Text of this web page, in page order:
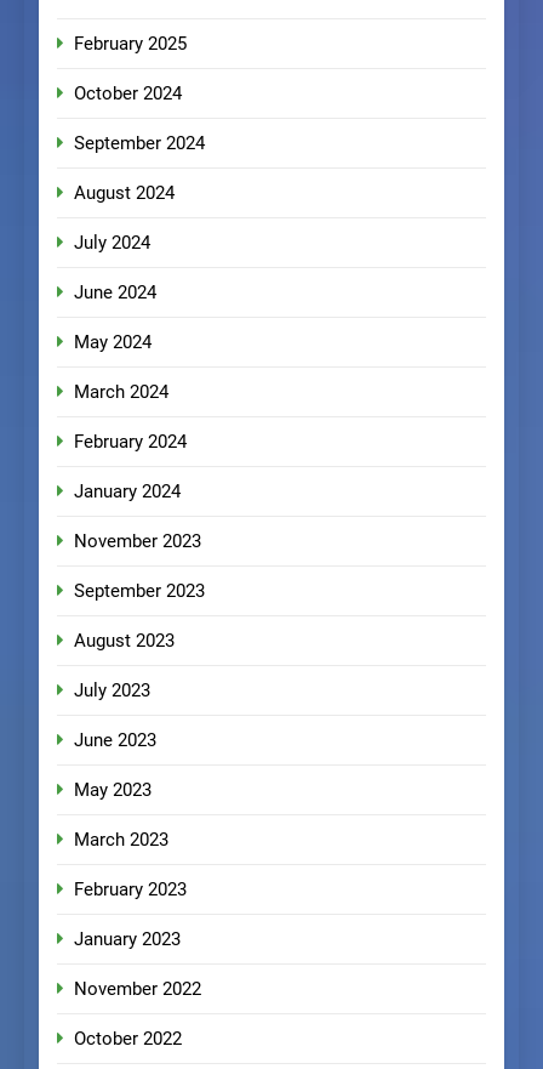
February 2025
October 2024
September 2024
August 2024
July 2024
June 2024
May 2024
March 2024
February 2024
January 2024
November 2023
September 2023
August 2023
July 2023
June 2023
May 2023
March 2023
February 2023
January 2023
November 2022
October 2022